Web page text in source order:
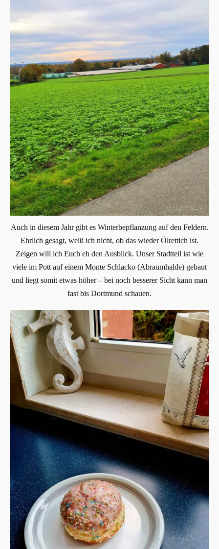
Auch in diesem Jahr gibt es Winterbepflanzung auf den Feldern.
Ehrlich gesagt, weiß ich nicht, ob das wieder Ölrettich ist.
Zeigen will ich Euch eh den Ausblick. Unser Stadtteil ist wie
viele im Pott auf einem Monte Schlacko (Abraumhalde) gebaut
und liegt somit etwas höher – bei noch besserer Sicht kann man
fast bis Dortmund schauen.